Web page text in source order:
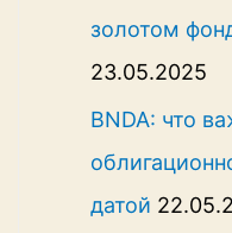
золотом
23.05.2025
BNDA: что
датой